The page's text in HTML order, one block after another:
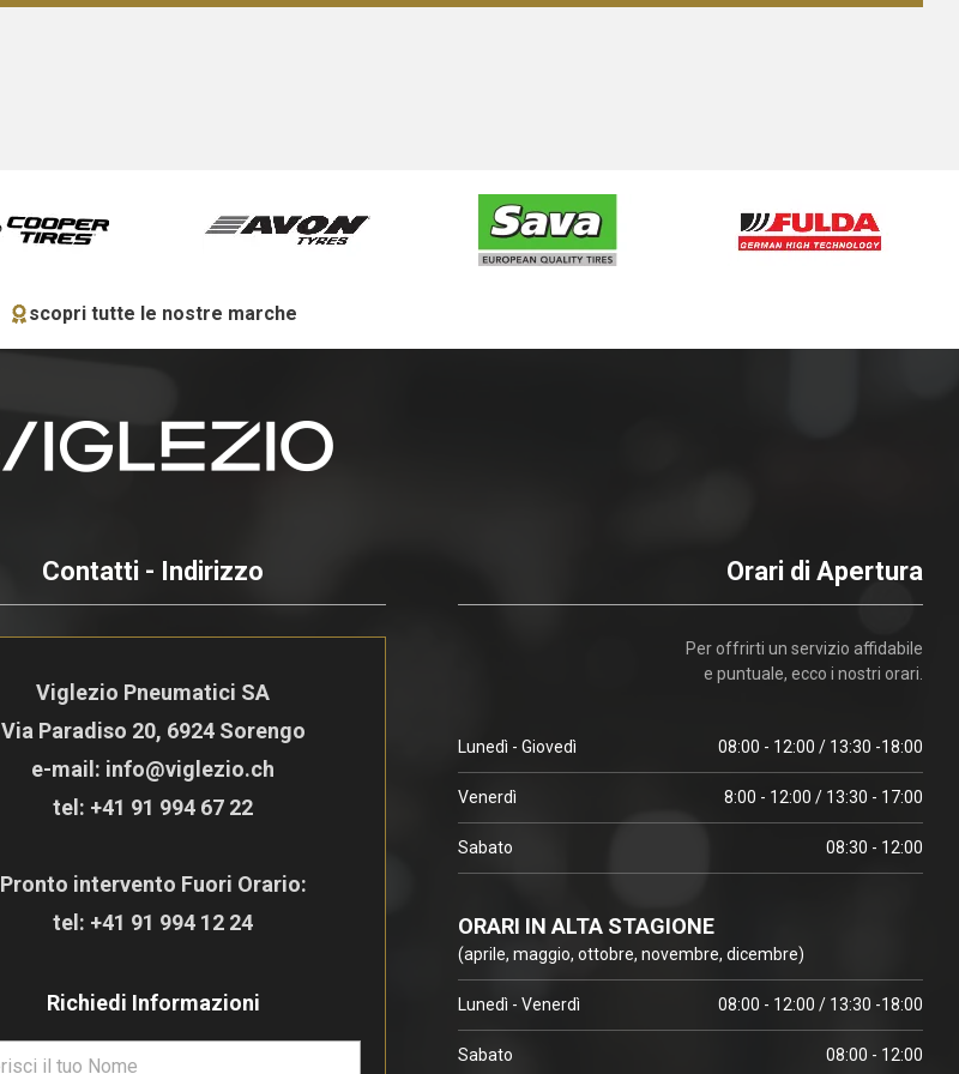
scopri tutte le nostre marche
Contatti - Indirizzo
Viglezio Pneumatici SA
Via Paradiso 20, 6924 Sorengo
e-mail: info@viglezio.ch
tel: +41 91 994 67 22
Pronto intervento Fuori Orario:
tel: +41 91 994 12 24
Richiedi Informazioni
Orari di Apertura
Per offrirti un servizio affidabile
e puntuale, ecco i nostri orari.
Lunedì - Giovedì 08:00 - 12:00 / 13:30 -18:00
Venerdì 8:00 - 12:00 / 13:30 - 17:00
Sabato 08:30 - 12:00
ORARI IN ALTA STAGIONE
(aprile, maggio, ottobre, novembre, dicembre)
Lunedì - Venerdì 08:00 - 12:00 / 13:30 -18:00
Sabato 08:00 - 12:00